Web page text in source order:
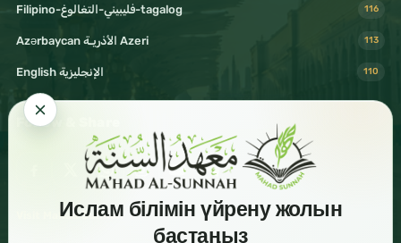
Ислам білімін үйрену жолын
бастаңыз
Filipino-فليبيني-التغالوغ-tagalog 116
Azərbaycan الأذريـة Azeri 113
English الإنجليزية 110
Follow & Share
Visit Mahad Sunnah